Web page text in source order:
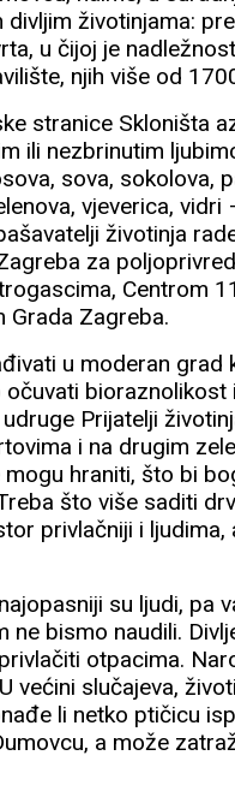
životinjama:
u čijoj je
njih više od
stranice Skloništa
ili nezbrinutim
sova, sokolova,
vjeverica,
životinja
za
Centrom
Grada Zagreba.
u moderan
Prijatelji
i na drugim
hraniti, što bi
što više saditi
privlačniji i
su ljudi, pa
ne bismo naudili.
otpacima.
većini slučajeva,
li netko ptičicu
a može